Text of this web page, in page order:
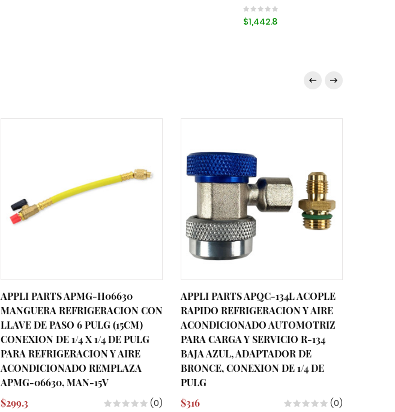
$1,442.8
APPLI PARTS APMG-H06630
MANGUERA REFRIGERACION CON
LLAVE DE PASO 6 PULG (15CM)
CONEXION DE 1/4 X 1/4 DE PULG
PARA REFRIGERACION Y AIRE
ACONDICIONADO REMPLAZA
APMG-06630, MAN-15V
$299.3
(0)
APPLI PARTS APQC-134L ACOPLE
RAPIDO REFRIGERACION Y AIRE
ACONDICIONADO AUTOMOTRIZ
PARA CARGA Y SERVICIO R-134
BAJA AZUL, ADAPTADOR DE
BRONCE, CONEXION DE 1/4 DE
PULG
$316
(0)